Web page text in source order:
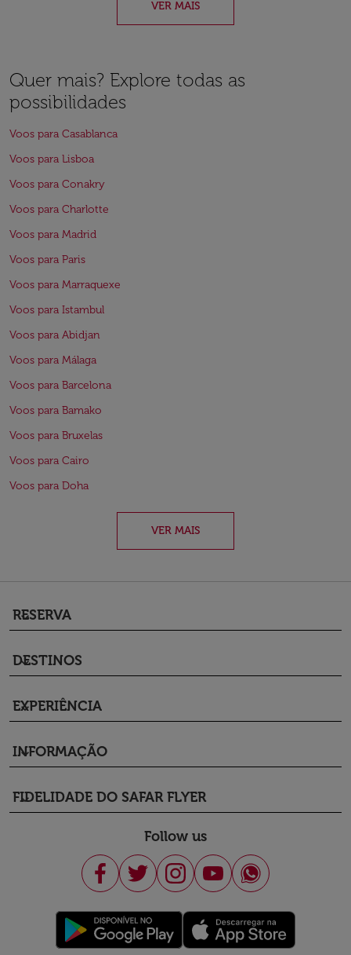
VER MAIS
Quer mais? Explore todas as
possibilidades
Voos para Casablanca
Voos para Lisboa
Voos para Conakry
Voos para Charlotte
Voos para Madrid
Voos para Paris
Voos para Marraquexe
Voos para Istambul
Voos para Abidjan
Voos para Málaga
Voos para Barcelona
Voos para Bamako
Voos para Bruxelas
Voos para Cairo
Voos para Doha
VER MAIS
RESERVA
keyboard_arrow_down
DESTINOS
keyboard_arrow_down
EXPERIÊNCIA
keyboard_arrow_down
INFORMAÇÃO
keyboard_arrow_down
FIDELIDADE DO SAFAR FLYER
keyboard_arrow_down
Follow us